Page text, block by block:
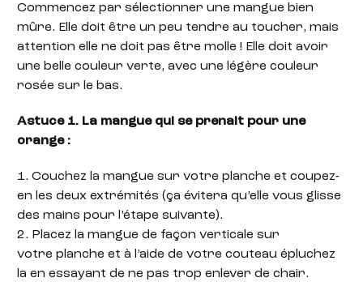
Commencez par sélectionner une mangue bien
mûre. Elle doit être un peu tendre au toucher, mais
attention elle ne doit pas être molle ! Elle doit avoir
une belle couleur verte, avec une légère couleur
rosée sur le bas.
Astuce 1. La mangue qui se prenait pour une
orange :
1. Couchez la mangue sur votre planche et coupez-
en les deux extrémités (ça évitera qu’elle vous glisse
des mains pour l’étape suivante).
2. Placez la mangue de façon verticale sur
votre planche et à l’aide de votre couteau épluchez
la en essayant de ne pas trop enlever de chair.